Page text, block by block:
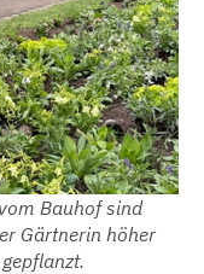
Bauhof sind
Gärtnerin höher